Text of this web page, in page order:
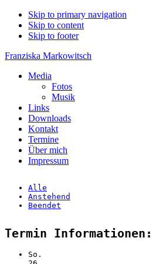
Skip to primary navigation
Skip to content
Skip to footer
Franziska Markowitsch
Media
Fotos
Musik
Links
Downloads
Kontakt
Termine
Über mich
Impressum
Alle
Anstehend
Beendet
Termin Informationen:
So.